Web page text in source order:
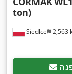
Siedlce 2,563
ton)